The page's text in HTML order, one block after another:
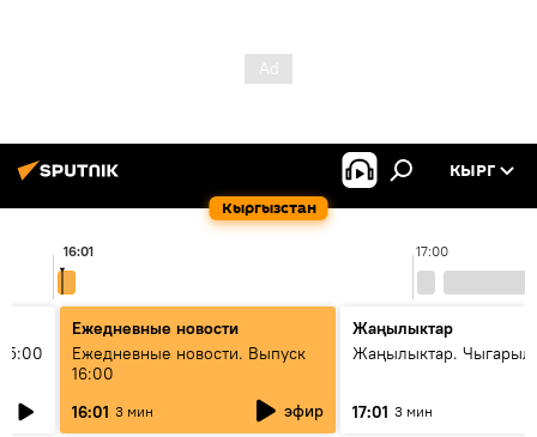
Кыргызстан
КЫРГ
17:00
16:01
Ежедневные новости
Ежедневные новости. Выпуск
16:00
16:01 3 мин эфир
Жаңылыктар
Жаңылыктар.
17:01 3 мин